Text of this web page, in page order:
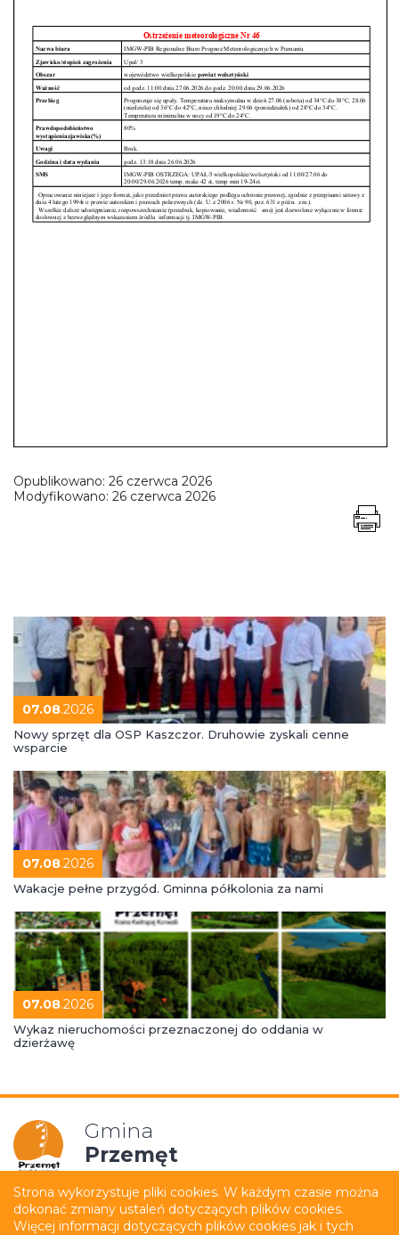
Opublikowano: 26 czerwca 2026
Modyfikowano: 26 czerwca 2026
07.08.2026
Nowy sprzęt dla OSP Kaszczor. Druhowie zyskali cenne
wsparcie
07.08.2026
Wakacje pełne przygód. Gminna półkolonia za nami
07.08.2026
Wykaz nieruchomości przeznaczonej do oddania w
dzierżawę
Gmina
Przemęt
Mapa strony Polityka prywatności
Strona wykorzystuje pliki cookies. W każdym czasie można
dokonać zmiany ustaleń dotyczących plików cookies.
Więcej informacji dotyczących plików cookies jak i tych